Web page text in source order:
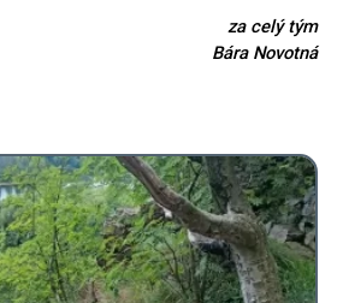
za celý tým
Bára Novotná